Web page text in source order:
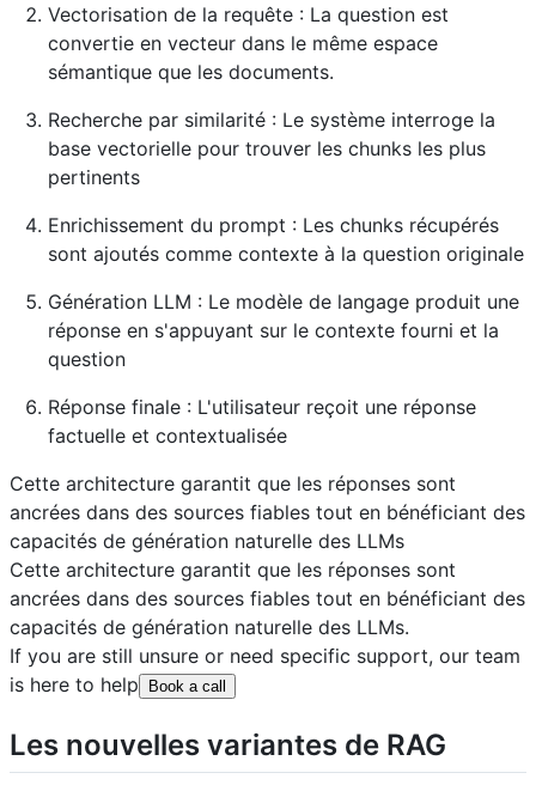
Vectorisation de la requête : La question est
convertie en vecteur dans le même espace
sémantique que les documents.
Recherche par similarité : Le système interroge la
base vectorielle pour trouver les chunks les plus
pertinents
Enrichissement du prompt : Les chunks récupérés
sont ajoutés comme contexte à la question originale
Génération LLM : Le modèle de langage produit une
réponse en s'appuyant sur le contexte fourni et la
question
Réponse finale : L'utilisateur reçoit une réponse
factuelle et contextualisée
Cette architecture garantit que les réponses sont
ancrées dans des sources fiables tout en bénéficiant des
capacités de génération naturelle des LLMs
Cette architecture garantit que les réponses sont
ancrées dans des sources fiables tout en bénéficiant des
capacités de génération naturelle des LLMs.
If you are still unsure or need specific support, our team
is here to help
Book a call
Les nouvelles variantes de RAG